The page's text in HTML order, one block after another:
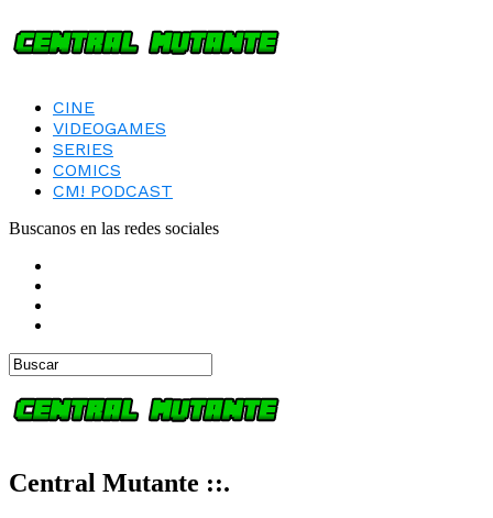
CINE
VIDEOGAMES
SERIES
COMICS
CM! PODCAST
Buscanos en las redes sociales
Central Mutante ::.